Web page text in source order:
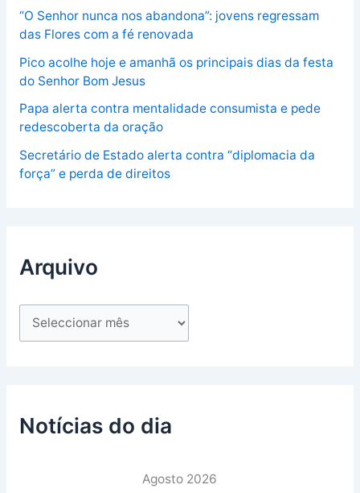
“O Senhor nunca nos abandona”: jovens regressam
das Flores com a fé renovada
Pico acolhe hoje e amanhã os principais dias da festa
do Senhor Bom Jesus
Papa alerta contra mentalidade consumista e pede
redescoberta da oração
Secretário de Estado alerta contra “diplomacia da
força” e perda de direitos
Arquivo
Notícias do dia
Agosto 2026